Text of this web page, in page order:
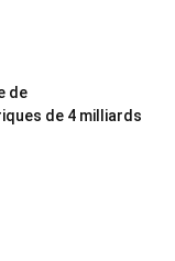
de
de 4 milliards